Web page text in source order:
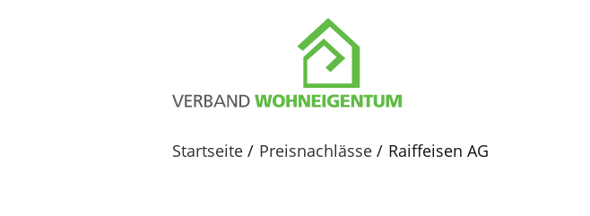
Startseite Preisnachlässe Raiffeisen AG